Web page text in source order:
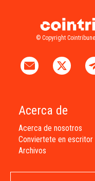
© Copyright
Acerca de
Acerca de nosotros
Conviertete en escritor
Archivos